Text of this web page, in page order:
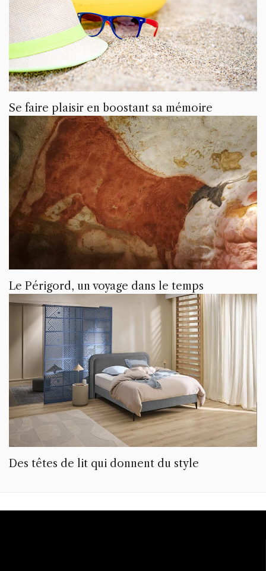
Se faire plaisir en boostant sa mémoire
Le Périgord, un voyage dans le temps
Des têtes de lit qui donnent du style